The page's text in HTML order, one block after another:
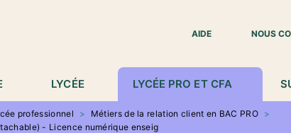
AIDE
NOUS
LYCÉE LYCÉE PRO ET CFA
professionnel > Métiers de la relation client en BAC PRO >
- Licence numérique enseig